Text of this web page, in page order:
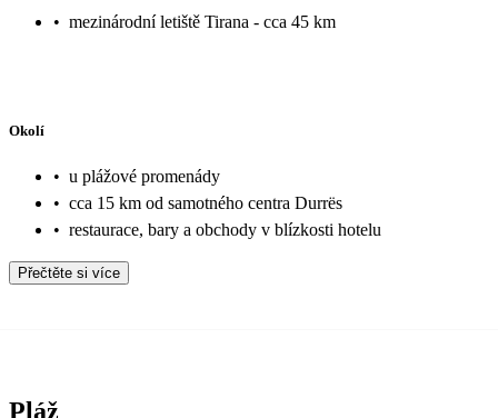
• mezinárodní letiště Tirana - cca 45 km
Okolí
• u plážové promenády
• cca 15 km od samotného centra Durrës
• restaurace, bary a obchody v blízkosti hotelu
Přečtěte si více
Pláž